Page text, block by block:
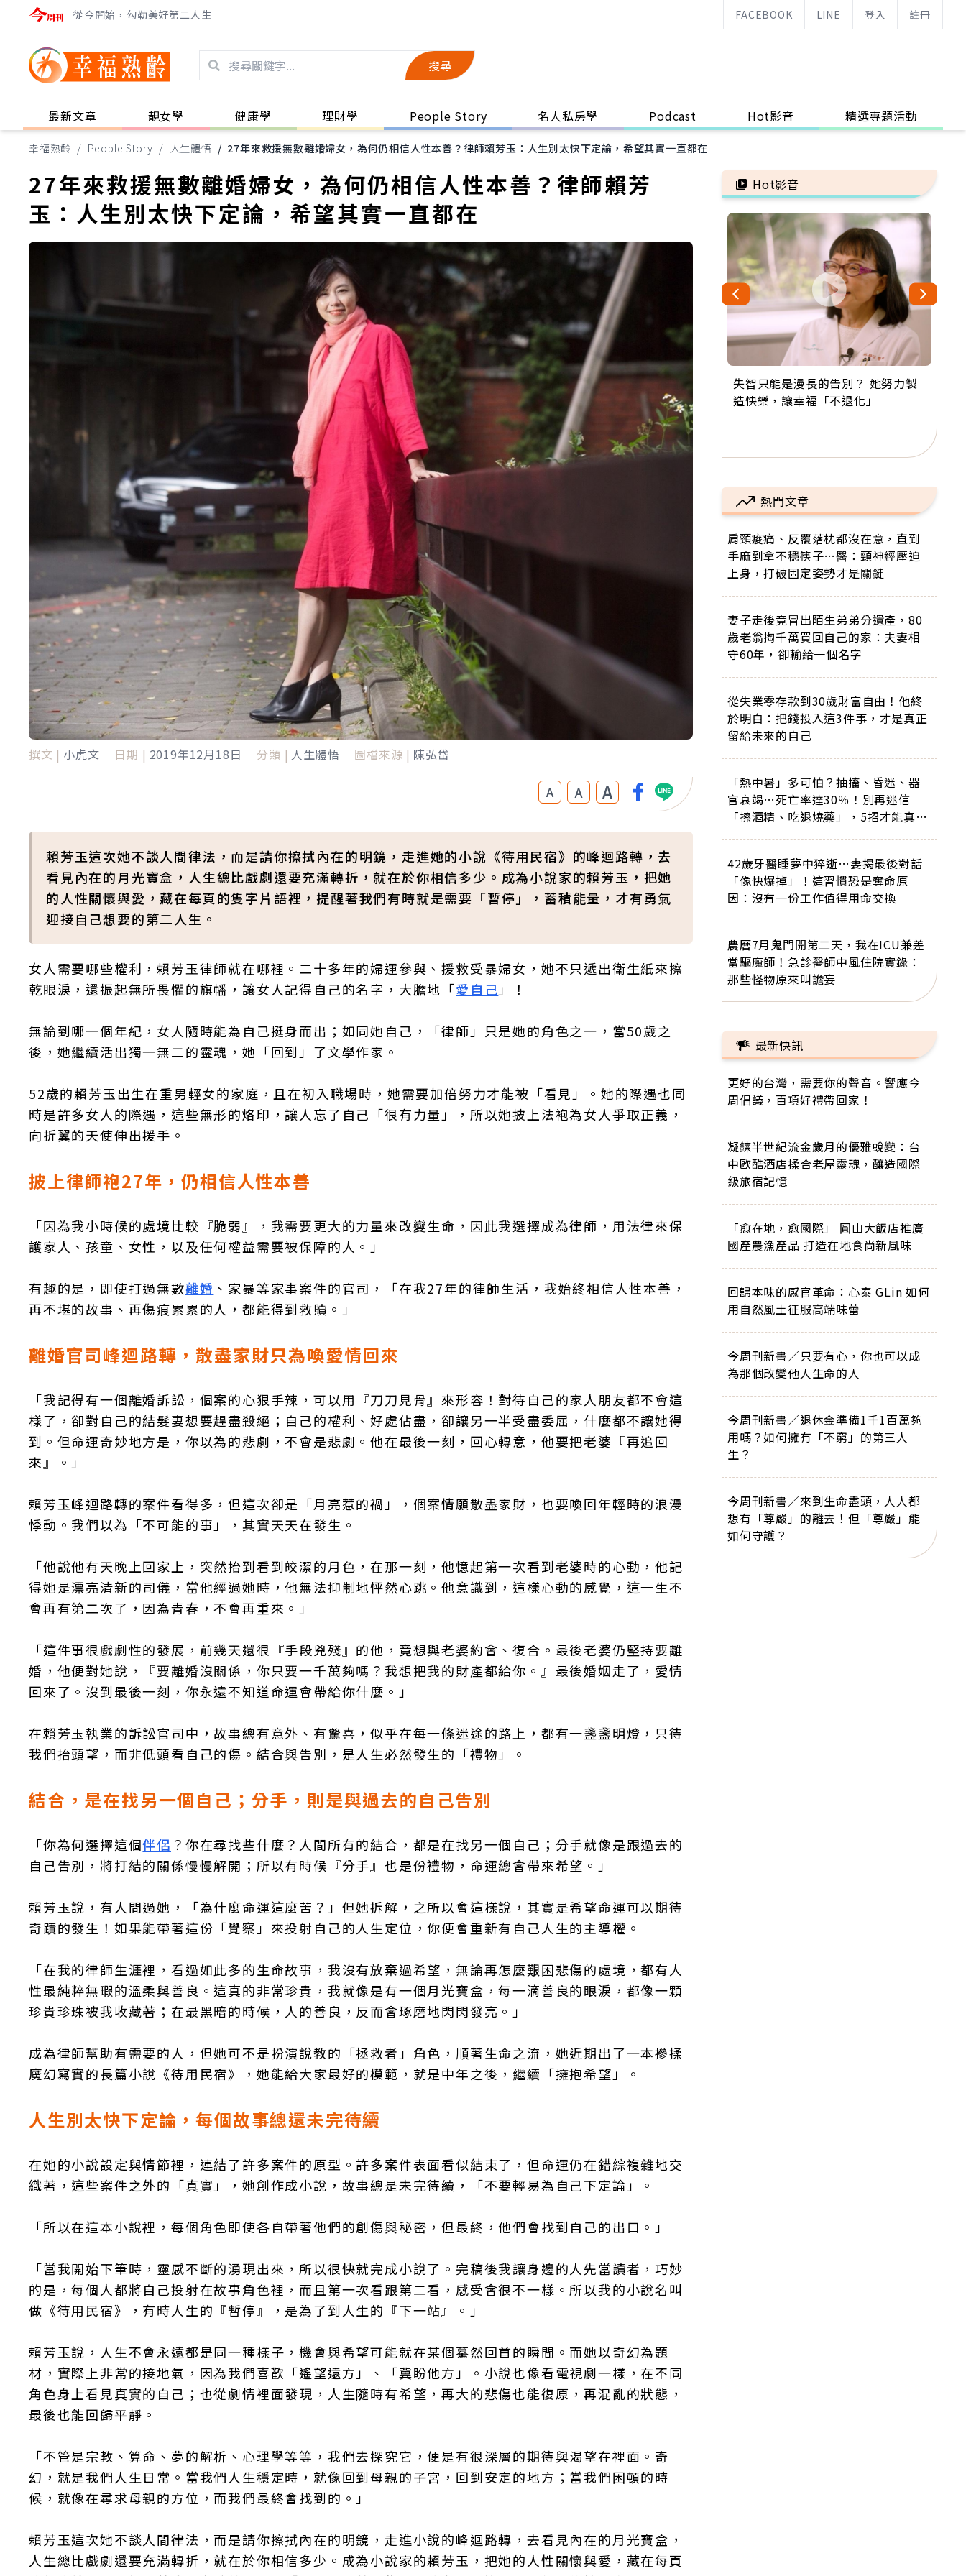
從今開始，勾勒美好第二人生 FACEBOOK LINE 登入 註冊
搜尋
最新文章 靚女學 健康學 理財學 People Story 名人私房學 Podcast Hot影音 精選專題活動
幸福熟齡 / People Story / 人生體悟 / 27年來救援無數離婚婦女，為何仍相信人性本善？律師賴芳玉：人生別太快下定論，希望其實一直都在
27年來救援無數離婚婦女，為何仍相信人性本善？律師賴芳
玉：人生別太快下定論，希望其實一直都在
撰文 | 小虎文 日期 | 2019年12月18日 分類 | 人生體悟 圖檔來源 | 陳弘岱
A A A
賴芳玉這次她不談人間律法，而是請你擦拭內在的明鏡，走進她的小說《待用民宿》的峰迴路轉，去
看見內在的月光寶盒，人生總比戲劇還要充滿轉折，就在於你相信多少。成為小說家的賴芳玉，把她
的人性關懷與愛，藏在每頁的隻字片語裡，提醒著我們有時就是需要「暫停」，蓄積能量，才有勇氣
迎接自己想要的第二人生。
​女人需要哪些權利，賴芳玉律師就在哪裡。二十多年的婦運參與、援救受暴婦女，她不只遞出衛生紙來擦
乾眼淚，還振起無所畏懼的旗幡，讓女人記得自己的名字，大膽地「愛自己 」！
無論到哪一個年紀，女人隨時能為自己挺身而出；如同她自己，「律師」只是她的角色之一，當50歲之
後，她繼續活出獨一無二的靈魂，她「回到」了文學作家。
52歲的賴芳玉出生在重男輕女的家庭，且在初入職場時，她需要加倍努力才能被「看見」。她的際遇也同
時是許多女人的際遇，這些無形的烙印，讓人忘了自己「很有力量」，所以她披上法袍為女人爭取正義，
向折翼的天使伸出援手。
披上律師袍27年，仍相信人性本善
「因為我小時候的處境比較『脆弱』，我需要更大的力量來改變生命，因此我選擇成為律師，用法律來保
護家人、孩童、女性，以及任何權益需要被保障的人。」
有趣的是，即使打過無數離婚 、家暴等家事案件的官司，「在我27年的律師生活，我始終相信人性本善，
再不堪的故事、再傷痕累累的人，都能得到救贖。」
離婚官司峰迴路轉，散盡家財只為喚愛情回來
「我記得有一個離婚訴訟，個案的心狠手辣，可以用『刀刀見骨』來形容！對待自己的家人朋友都不會這
樣了，卻對自己的結髮妻想要趕盡殺絕；自己的權利、好處佔盡，卻讓另一半受盡委屈，什麼都不讓她得
到。但命運奇妙地方是，你以為的悲劇，不會是悲劇。他在最後一刻，回心轉意，他要把老婆『再追回
來』。」
賴芳玉峰迴路轉的案件看得多，但這次卻是「月亮惹的禍」，個案情願散盡家財，也要喚回年輕時的浪漫
悸動。我們以為「不可能的事」，其實天天在發生。
「他說他有天晚上回家上，突然抬到看到皎潔的月色，在那一刻，他憶起第一次看到老婆時的心動，他記
得她是漂亮清新的司儀，當他經過她時，他無法抑制地怦然心跳。他意識到，這樣心動的感覺，這一生不
會再有第二次了，因為青春，不會再重來。」
「這件事很戲劇性的發展，前幾天還很『手段兇殘』的他，竟想與老婆約會、復合。最後老婆仍堅持要離
婚，他便對她說，『要離婚沒關係，你只要一千萬夠嗎？我想把我的財產都給你。』最後婚姻走了，愛情
回來了。沒到最後一刻，你永遠不知道命運會帶給你什麼。」
在賴芳玉執業的訴訟官司中，故事總有意外、有驚喜，似乎在每一條迷途的路上，都有一盞盞明燈，只待
我們抬頭望，而非低頭看自己的傷。結合與告別，是人生必然發生的「禮物」。
結合，是在找另一個自己；分手，則是與過去的自己告別
「你為何選擇這個伴侶 ？你在尋找些什麼？人間所有的結合，都是在找另一個自己；分手就像是跟過去的
自己告別，將打結的關係慢慢解開；所以有時候『分手』也是份禮物，命運總會帶來希望。」
賴芳玉說，有人問過她，「為什麼命運這麼苦？」但她拆解，之所以會這樣說，其實是希望命運可以期待
奇蹟的發生！如果能帶著這份「覺察」來投射自己的人生定位，你便會重新有自己人生的主導權。
「在我的律師生涯裡，看過如此多的生命故事，我沒有放棄過希望，無論再怎麼艱困悲傷的處境，都有人
性最純粹無瑕的溫柔與善良。這真的非常珍貴，我就像是有一個月光寶盒，每一滴善良的眼淚，都像一顆
珍貴珍珠被我收藏著；在最黑暗的時候，人的善良，反而會琢磨地閃閃發亮。」
成為律師幫助有需要的人，但她可不是扮演說教的「拯救者」角色，順著生命之流，她近期出了一本摻揉
魔幻寫實的長篇小說《待用民宿》，她能給大家最好的模範，就是中年之後，繼續「擁抱希望」。
人生別太快下定論，每個故事總還未完待續
在她的小說設定與情節裡，連結了許多案件的原型。許多案件表面看似結束了，但命運仍在錯綜複雜地交
織著，這些案件之外的「真實」，她創作成小說，故事總是未完待續，「不要輕易為自己下定論」。
「所以在這本小說裡，每個角色即使各自帶著他們的創傷與秘密，但最終，他們會找到自己的出口。」
「當我開始下筆時，靈感不斷的湧現出來，所以很快就完成小說了。完稿後我讓身邊的人先當讀者，巧妙
的是，每個人都將自己投射在故事角色裡，而且第一次看跟第二看，感受會很不一樣。所以我的小說名叫
做《待用民宿》，有時人生的『暫停』，是為了到人生的『下一站』。」
賴芳玉說，人生不會永遠都是同一種樣子，機會與希望可能就在某個驀然回首的瞬間。而她以奇幻為題
材，實際上非常的接地氣，因為我們喜歡「遙望遠方」、「冀盼他方」。小說也像看電視劇一樣，在不同
角色身上看見真實的自己；也從劇情裡面發現，人生隨時有希望，再大的悲傷也能復原，再混亂的狀態，
最後也能回歸平靜。
「不管是宗教、算命、夢的解析、心理學等等，我們去探究它，便是有很深層的期待與渴望在裡面。奇
幻，就是我們人生日常。當我們人生穩定時，就像回到母親的子宮，回到安定的地方；當我們困頓的時
候，就像在尋求母親的方位，而我們最終會找到的。」
賴芳玉這次她不談人間律法，而是請你擦拭內在的明鏡，走進小說的峰迴路轉，去看見內在的月光寶盒，
人生總比戲劇還要充滿轉折，就在於你相信多少。成為小說家的賴芳玉，把她的人性關懷與愛，藏在每頁
Hot影音
失智只能是漫長的告別？ 她努力製
造快樂，讓幸福「不退化」
來自剛果的巧克力神父 為台灣奉獻
36年 「台灣是我的家，我連作夢都
63歲卸矽谷副總、搬回台灣找快
樂！「蛋黃哥小丑」走進安養院，
104歲打破金氏世界紀錄 成為全球
最年長羽球選手，分享長壽的秘密
事業巔峰他選擇追夢…黑手阿伯拉
小提琴還登上小巨蛋！連CNN都大
熱門文章
肩頸痠痛、反覆落枕都沒在意，直到
手麻到拿不穩筷子…醫：頸神經壓迫
上身，打破固定姿勢才是關鍵
妻子走後竟冒出陌生弟弟分遺產，80
歲老翁掏千萬買回自己的家：夫妻相
守60年，卻輸給一個名字
從失業零存款到30歲財富自由！他終
於明白：把錢投入這3件事，才是真正
留給未來的自己
「熱中暑」多可怕？抽搐、昏迷、器
官衰竭…死亡率達30％！別再迷信
「擦酒精、吃退燒藥」，5招才能真救
42歲牙醫睡夢中猝逝…妻揭最後對話
「像快爆掉」！這習慣恐是奪命原
因：沒有一份工作值得用命交換
農曆7月鬼門開第二天，我在ICU兼差
當驅魔師！急診醫師中風住院實錄：
那些怪物原來叫譫妄
最新快訊
更好的台灣，需要你的聲音。響應今
周倡議，百項好禮帶回家！
凝鍊半世紀流金歲月的優雅蛻變：台
中歐酷酒店揉合老屋靈魂，釀造國際
級旅宿記憶
「愈在地，愈國際」 圓山大飯店推廣
國產農漁產品 打造在地食尚新風味
回歸本味的感官革命：心泰 GLin 如何
用自然風土征服高端味蕾
今周刊新書／只要有心，你也可以成
為那個改變他人生命的人
今周刊新書／退休金準備1千1百萬夠
用嗎？如何擁有「不窮」的第三人
生？
今周刊新書／來到生命盡頭，人人都
想有「尊嚴」的離去！但「尊嚴」能
如何守護？